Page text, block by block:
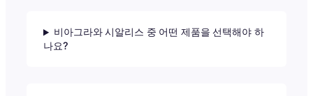
비아그라와 시알리스 중 어떤 제품을 선택해야 하
나요?